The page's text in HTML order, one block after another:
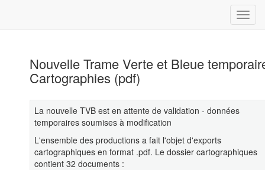
Nouvelle Trame Verte et Bleue
Cartographies (pdf)
La nouvelle TVB est en attente de validation - données
temporaires soumises à modification
L'ensemble des productions a fait l'objet d'exports
cartographiques en format .pdf. Le dossier cartographiques
contient 32 documents :